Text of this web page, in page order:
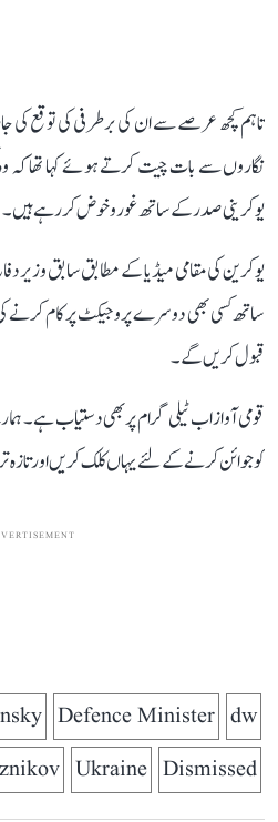
تاہم کچھ عرصے سے ان کی برطرفی کی توقع کی
نگاروں سے بات چیت کرتے ہوئے کہا تھا
یوکرینی صدر کے ساتھ غور و خوض کر رہے ہیں۔
یوکرین کی مقامی میڈیا کے مطابق سابق وزیر
ساتھ کسی بھی دوسرے پروجیکٹ پر کام کرنے
قبول کریں گے۔
قومی آواز اب ٹیلی گرام پر بھی دستیاب ہے۔
کو جوائن کرنے کے لئے یہاں کلک کریں اور
dw
Defence Minister
Dismissed
Ukraine